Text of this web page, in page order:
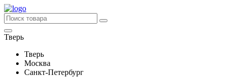
Тверь
Тверь
Москва
Санкт-Петербург